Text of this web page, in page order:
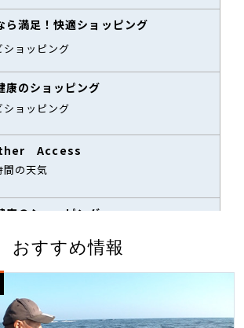
おすすめ情報